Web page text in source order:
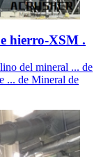
hierro-XSM .
del mineral ... de
... de Mineral de